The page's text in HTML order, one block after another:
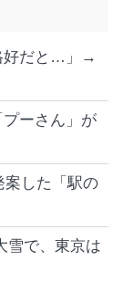
好だと…」→
ーさん」が
案した「駅の
雪で、東京は